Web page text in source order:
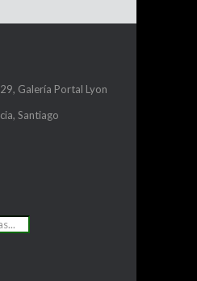
Galería Portal Lyon
Santiago